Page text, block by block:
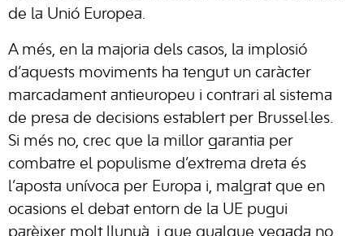
de la Unió Europea.
A més, en la majoria dels casos, la implosió
d’aquests moviments ha tengut un caràcter
marcadament antieuropeu i contrari al sistema
de presa de decisions establert per Brussel·les.
Si més no, crec que la millor garantia per
combatre el populisme d’extrema dreta és
l’aposta unívoca per Europa i, malgrat que en
ocasions el debat entorn de la UE pugui
parèixer molt llunyà, i que qualque vegada no